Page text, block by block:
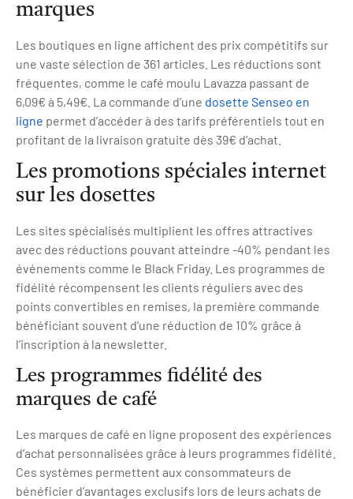
marques
Les boutiques en ligne affichent des prix compétitifs sur
une vaste sélection de 361 articles. Les réductions sont
fréquentes, comme le café moulu Lavazza passant de
6,09€ à 5,49€. La commande d’une dosette Senseo en
ligne permet d’accéder à des tarifs préférentiels tout en
profitant de la livraison gratuite dès 39€ d’achat.
Les promotions spéciales internet
sur les dosettes
Les sites spécialisés multiplient les offres attractives
avec des réductions pouvant atteindre -40% pendant les
événements comme le Black Friday. Les programmes de
fidélité récompensent les clients réguliers avec des
points convertibles en remises, la première commande
bénéficiant souvent d’une réduction de 10% grâce à
l’inscription à la newsletter.
Les programmes fidélité des
marques de café
Les marques de café en ligne proposent des expériences
d’achat personnalisées grâce à leurs programmes fidélité.
Ces systèmes permettent aux consommateurs de
bénéficier d’avantages exclusifs lors de leurs achats de